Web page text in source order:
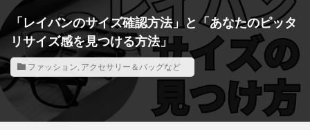
「レイバンのサイズ確認方法」と「あなたのピッタ
リサイズ感を見つける方法」
ファッション, アクセサリー＆バッグなど